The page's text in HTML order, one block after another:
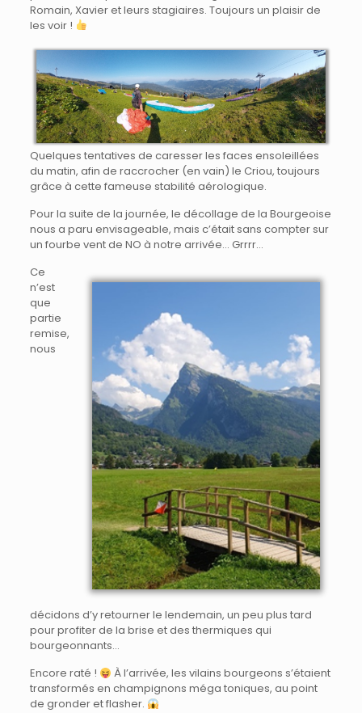
Romain, Xavier et leurs stagiaires. Toujours un plaisir de
les voir !
Quelques tentatives de caresser les faces ensoleillées
du matin, afin de raccrocher (en vain) le Criou, toujours
grâce à cette fameuse stabilité aérologique.
Pour la suite de la journée, le décollage de la Bourgeoise
nous a paru envisageable, mais c’était sans compter sur
un fourbe vent de NO à notre arrivée… Grrrr…
Ce
n’est
que
partie
remise,
nous
décidons d’y retourner le lendemain, un peu plus tard
pour profiter de la brise et des thermiques qui
bourgeonnants…
Encore raté !
À l’arrivée, les vilains bourgeons s’étaient
transformés en champignons méga toniques, au point
de gronder et flasher.